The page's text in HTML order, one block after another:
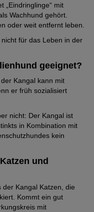
„Eindringlinge“ mit
Wachhund gehört.
oder weit entfernt leben.
für das Leben in der
geeignet?
Kangal kann mit
er früh sozialisiert
nicht: Der Kangal ist
in Kombination mit
kein
und
Kangal Katzen, die
Kommt ein gut
mit